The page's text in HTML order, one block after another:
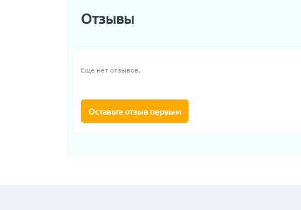
Отзывы
Еще нет отзывов.
Оставьте отзыв первым